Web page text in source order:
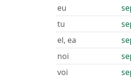
eu
tu
el, ea
noi
voi